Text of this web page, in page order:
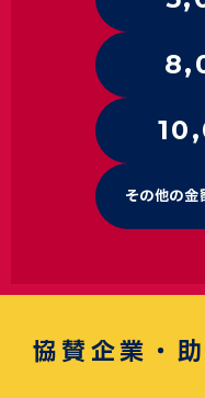
その他の金
協賛企業・